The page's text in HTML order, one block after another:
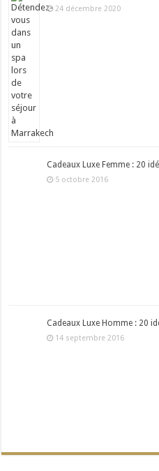
24 décembre 2020
Cadeaux Luxe Femme : 20
5 octobre 2016
Cadeaux Luxe Homme : 20
14 septembre 2016